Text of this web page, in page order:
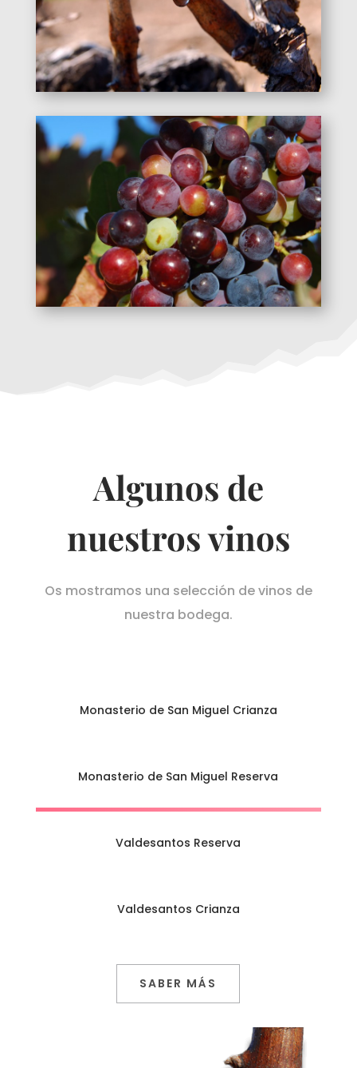
Algunos de
nuestros vinos
Os mostramos una selección de vinos de
nuestra bodega.
Monasterio de San Miguel Crianza
Monasterio de San Miguel Reserva
Valdesantos Reserva
Valdesantos Crianza
SABER MÁS